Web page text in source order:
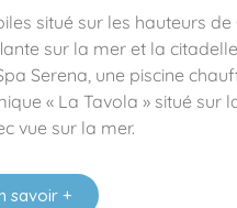
situé sur les hauteurs de
sur la mer et la
Serena, une piscine
« La Tavola » situé sur
vue sur la mer.
savoir +